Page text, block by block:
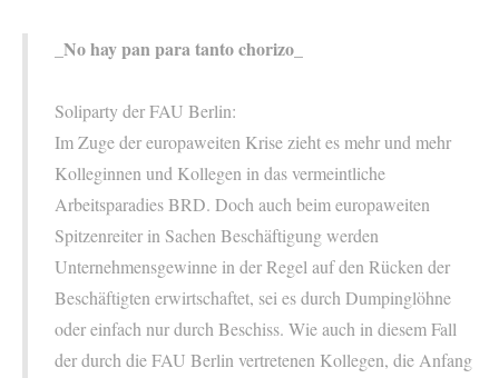
_No hay pan para tanto chorizo_
Soliparty der FAU Berlin:
Im Zuge der europaweiten Krise zieht es mehr und mehr
Kolleginnen und Kollegen in das vermeintliche
Arbeitsparadies BRD. Doch auch beim europaweiten
Spitzenreiter in Sachen Beschäftigung werden
Unternehmensgewinne in der Regel auf den Rücken der
Beschäftigten erwirtschaftet, sei es durch Dumpinglöhne
oder einfach nur durch Beschiss. Wie auch in diesem Fall
der durch die FAU Berlin vertretenen Kollegen, die Anfang